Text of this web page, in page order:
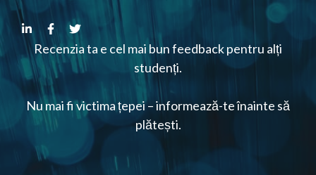
Recenzia ta e cel mai bun feedback pentru alți
studenți.
Nu mai fi victima țepei – informează-te înainte să
plătești.